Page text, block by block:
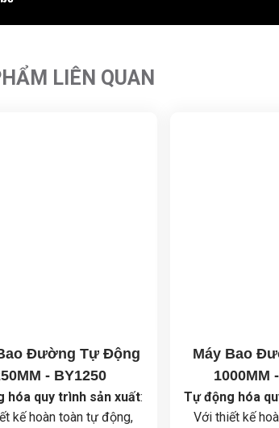
LIÊN QUAN
Đường Tự Động
- BY1250
hóa quy trình sản xuất:
kế hoàn toàn tự động,
Máy Bao
1000MM
Tự động hóa
Với thiết kế